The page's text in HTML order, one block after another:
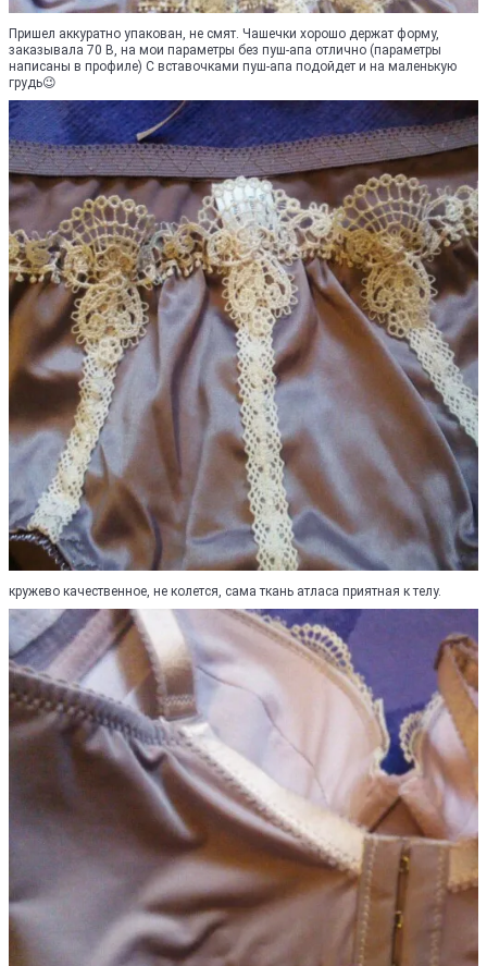
Пришел аккуратно упакован, не смят. Чашечки хорошо держат форму,
заказывала 70 В, на мои параметры без пуш-апа отлично (параметры
написаны в профиле) С вставочками пуш-апа подойдет и на маленькую
грудь😉
кружево качественное, не колется, сама ткань атласа приятная к телу.